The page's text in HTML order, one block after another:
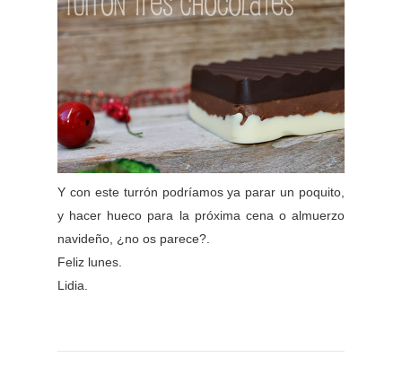
Y con este turrón podríamos ya parar un poquito,
y hacer hueco para la próxima cena o almuerzo
navideño, ¿no os parece?.
Feliz lunes.
Lidia.